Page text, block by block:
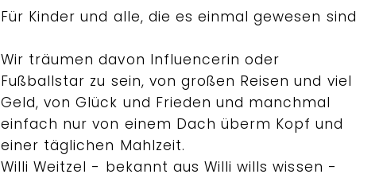
Für Kinder und alle, die es einmal gewesen sind
Wir träumen davon Influencerin oder
Fußballstar zu sein, von großen Reisen und viel
Geld, von Glück und Frieden und manchmal
einfach nur von einem Dach überm Kopf und
einer täglichen Mahlzeit.
Willi Weitzel - bekannt aus Willi wills wissen -